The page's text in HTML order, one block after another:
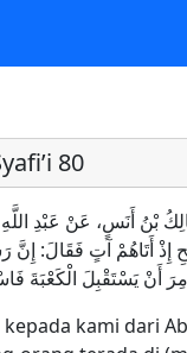
80
80: أَخْبَرَنَا مَالِكُ بْنُ أَنَسٍ،
إِذْ أَتَاهُمْ آتٍ فَقَالَ: إِنَّ
أَنْ يَسْتَقْبِلَ الْكَعْبَةَ
kami dari